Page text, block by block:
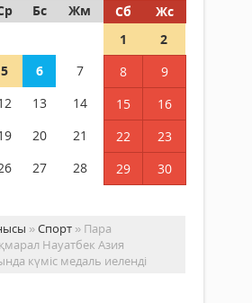
Бс Жм Сб
Жс
1
2
5 6 7 8
9
13 14 15
16
20 21 22
23
27 28 29
30
»Спорт » Пара
Науатбек Азия
күміс медаль иеленді